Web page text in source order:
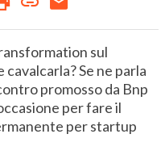
sul
Se ne parla
promosso da Bnp
per fare il
per startup